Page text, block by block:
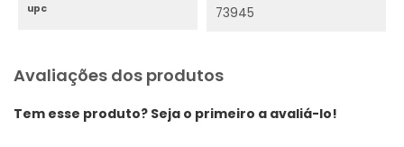
upc 73945
Avaliações dos produtos
Tem esse produto? Seja o primeiro a avaliá-lo!